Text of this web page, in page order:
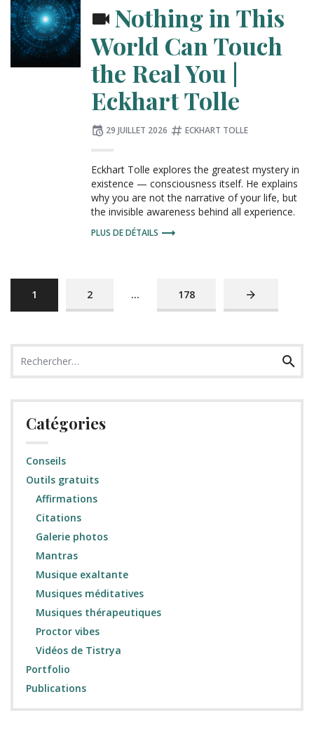
Nothing in This
World Can Touch
the Real You |
Eckhart Tolle
Publié
29 JUILLET 2026
Tagué
ECKHART TOLLE
Eckhart Tolle explores the greatest mystery in
existence — consciousness itself. He explains
why you are not the narrative of your life, but
the invisible awareness behind all experience.
PLUS DE DÉTAILS
PAGE
1 PAGE
2 … PAGE
178
PAGE
pour
Catégories
Conseils
Outils gratuits
Affirmations
Citations
Galerie photos
Mantras
Musique exaltante
Musiques méditatives
Musiques thérapeutiques
Proctor vibes
Vidéos de Tistrya
Portfolio
Publications